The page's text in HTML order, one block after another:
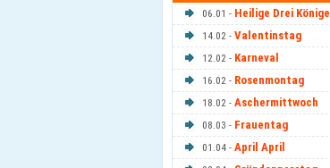
06.01 - Heilige Drei Könige
14.02 - Valentinstag
12.02 - Karneval
16.02 - Rosenmontag
18.02 - Aschermittwoch
08.03 - Frauentag
01.04 - April April